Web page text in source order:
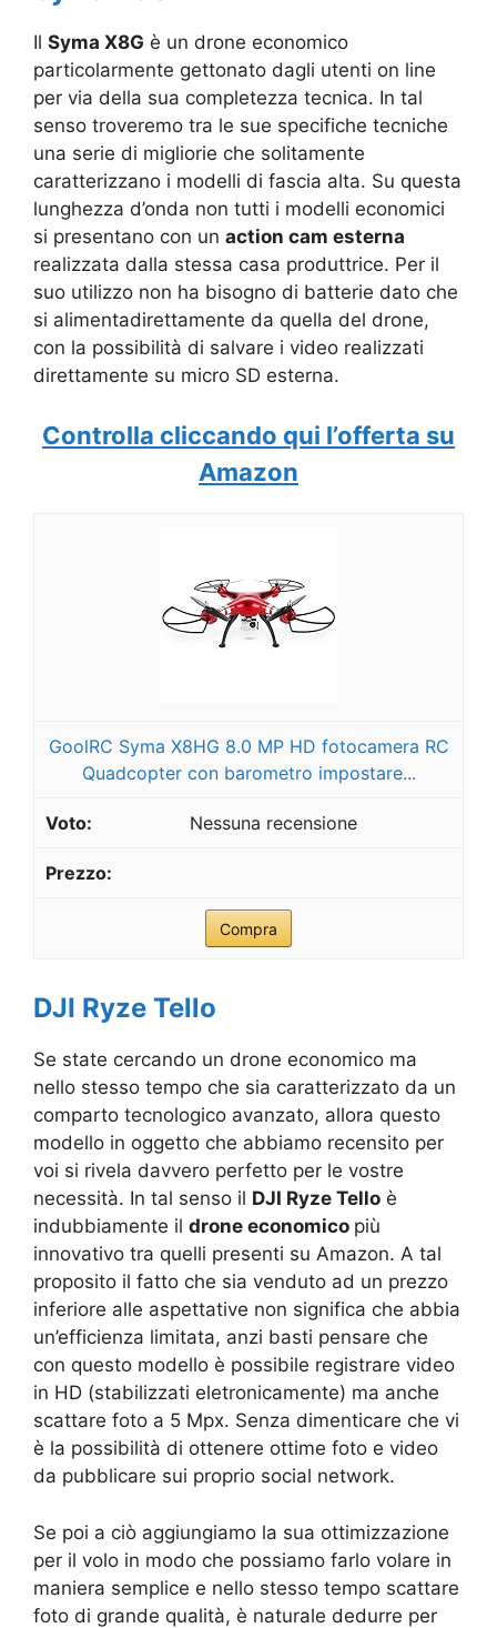
Il Syma X8G è un drone economico
particolarmente gettonato dagli utenti on line
per via della sua completezza tecnica. In tal
senso troveremo tra le sue specifiche tecniche
una serie di migliorie che solitamente
caratterizzano i modelli di fascia alta. Su questa
lunghezza d’onda non tutti i modelli economici
si presentano con un action cam esterna
realizzata dalla stessa casa produttrice. Per il
suo utilizzo non ha bisogno di batterie dato che
si alimentadirettamente da quella del drone,
con la possibilità di salvare i video realizzati
direttamente su micro SD esterna.
Controlla cliccando qui l’offerta su
Amazon
GoolRC Syma X8HG 8.0 MP HD fotocamera RC
Quadcopter con barometro impostare...
Nessuna recensione
Compra
DJI Ryze Tello
Se state cercando un drone economico ma
nello stesso tempo che sia caratterizzato da un
comparto tecnologico avanzato, allora questo
modello in oggetto che abbiamo recensito per
voi si rivela davvero perfetto per le vostre
necessità. In tal senso il DJI Ryze Tello è
indubbiamente il drone economico più
innovativo tra quelli presenti su Amazon. A tal
proposito il fatto che sia venduto ad un prezzo
inferiore alle aspettative non significa che abbia
un’efficienza limitata, anzi basti pensare che
con questo modello è possibile registrare video
in HD (stabilizzati eletronicamente) ma anche
scattare foto a 5 Mpx. Senza dimenticare che vi
è la possibilità di ottenere ottime foto e video
da pubblicare sui proprio social network.
Se poi a ciò aggiungiamo la sua ottimizzazione
per il volo in modo che possiamo farlo volare in
maniera semplice e nello stesso tempo scattare
foto di grande qualità, è naturale dedurre per